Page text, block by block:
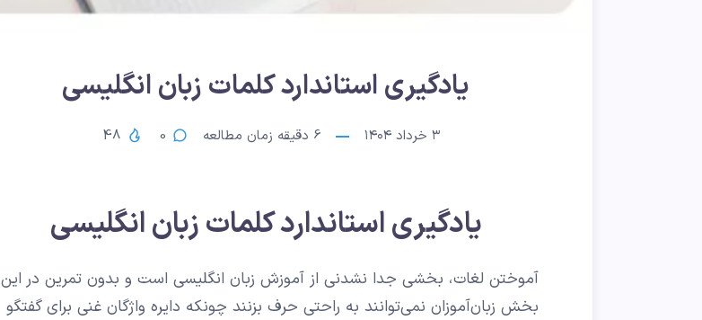
یادگیری استاندارد کلمات زبان انگلیسی
۳ خرداد ۱۴۰۴ 6 دقیقه زمان مطالعه 0
یادگیری استاندارد کلمات زبان انگلیسی
آموختن لغات، بخشی جدا نشدنی از آموزش زبان انگلیسی است و بدون تمرین در این
بخش زبان‌آموزان نمی‌توانند به راحتی حرف بزنند چونکه دایره واژگان غنی برای گفتگو